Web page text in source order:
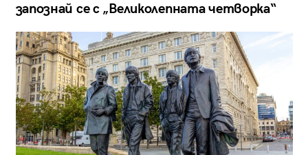
запознай се с „Великолепната четворка“